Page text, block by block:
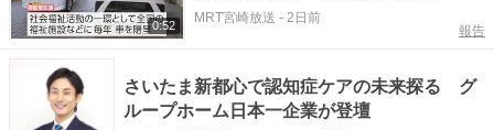
0:52 MRT宮崎放送 - 2日前
報告
さいたま新都心で認知症ケアの未来探る グ
ループホーム日本一企業が登壇